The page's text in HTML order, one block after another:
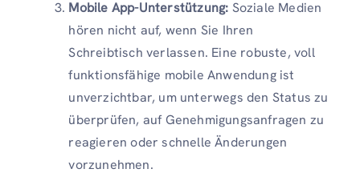
Mobile App-Unterstützung: Soziale Medien
hören nicht auf, wenn Sie Ihren
Schreibtisch verlassen. Eine robuste, voll
funktionsfähige mobile Anwendung ist
unverzichtbar, um unterwegs den Status zu
überprüfen, auf Genehmigungsanfragen zu
reagieren oder schnelle Änderungen
vorzunehmen.